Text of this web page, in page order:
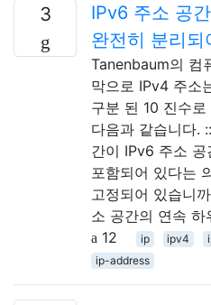
3
IPv6 주소 공
완전히 분리되
Tanenbaum의 컴
막으로 IPv4 주소
구분 된 10 진수
다음과 같습니다.
간이 IPv6 주소
포함되어 있다는
고정되어 있습니
소 공간의 연속
12
ip ipv4
ip-address